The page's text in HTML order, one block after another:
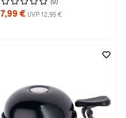
7,99 € UVP 12,95 €